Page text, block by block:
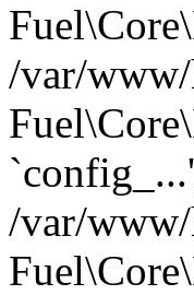
/var/www/
/var/